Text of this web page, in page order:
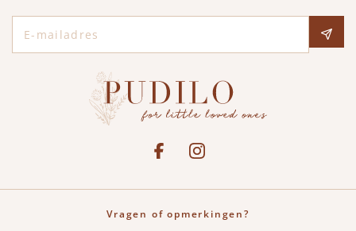
See our FacebookBekijk onze Instagram pagina
Vragen of opmerkingen?